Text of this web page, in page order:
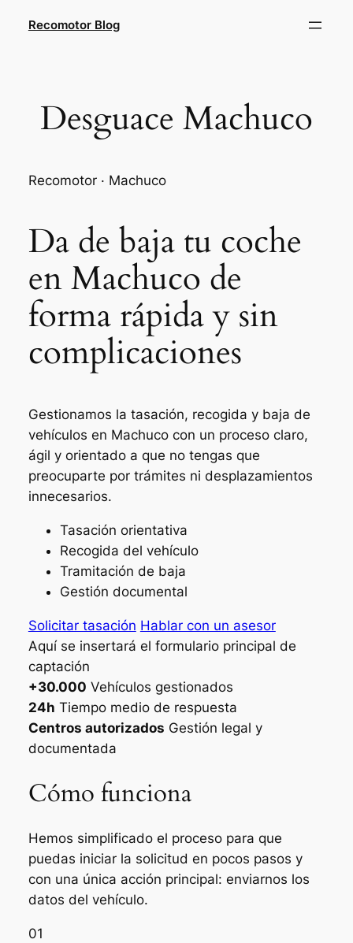
Recomotor Blog
Desguace Machuco
Recomotor · Machuco
Da de baja tu coche
en Machuco de
forma rápida y sin
complicaciones
Gestionamos la tasación, recogida y baja de
vehículos en Machuco con un proceso claro,
ágil y orientado a que no tengas que
preocuparte por trámites ni desplazamientos
innecesarios.
Tasación orientativa
Recogida del vehículo
Tramitación de baja
Gestión documental
Solicitar tasación Hablar con un asesor
Aquí se insertará el formulario principal de
captación
+30.000 Vehículos gestionados
24h Tiempo medio de respuesta
Centros autorizados Gestión legal y
documentada
Cómo funciona
Hemos simplificado el proceso para que
puedas iniciar la solicitud en pocos pasos y
con una única acción principal: enviarnos los
datos del vehículo.
01